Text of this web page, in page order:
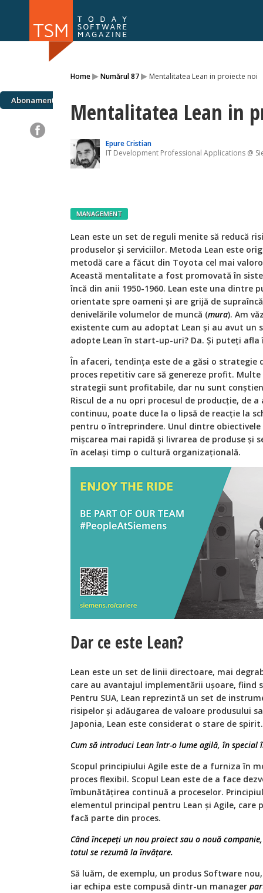
Home▸Numărul 87▸ Mentalitatea Lean in proiecte noi
Abonamente Mentalitatea Lean in
Epure Cristian
IT Development Professional Applications @
MANAGEMENT
Lean este un set de reguli menite să reducă
produselor și serviciilor. Metoda Lean este
metodă care a făcut din Toyota cel mai
Această mentalitate a fost promovată în
încă din anii 1950-1960. Lean este una dintre
orientate spre oameni și are grijă de
denivelările volumelor de muncă (mura). Am
existente cum au adoptat Lean și au avut un
adopte Lean în start-up-uri? Da. Și puteți
În afaceri, tendința este de a găsi o strategie
proces repetitiv care să genereze profit.
strategii sunt profitabile, dar nu sunt
Riscul de a nu opri procesul de producție, de
continuu, poate duce la o lipsă de reacție la
pentru o întreprindere. Unul dintre
mișcarea mai rapidă și livrarea de produse și
în același timp o cultură organizațională.
Dar ce este Lean?
Lean este un set de linii directoare, mai
care au avantajul implementării ușoare, fiind
Pentru SUA, Lean reprezintă un set de
risipelor și adăugarea de valoare produsului
Japonia, Lean este considerat o stare de spirit.
Cum să introduci Lean într-o lume agilă, în special
Scopul principiului Agile este de a furniza în
proces flexibil. Scopul Lean este de a face
îmbunătățirea continuă a proceselor.
elementul principal pentru Lean și Agile, care
facă parte din proces.
Când începeți un nou proiect sau o nouă
totul se rezumă la învățare.
Să luăm, de exemplu, un produs Software
iar echipa este compusă dintr-un manager